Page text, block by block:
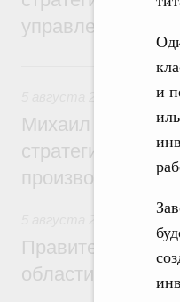
и
управления
Михаил
стратегической
Правительство
области в